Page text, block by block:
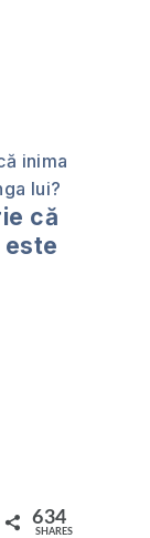
că
este
634
SHARES